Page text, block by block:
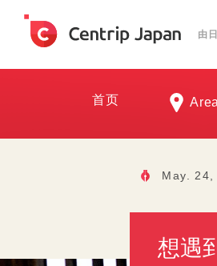
由
首页
May. 24,
想遇